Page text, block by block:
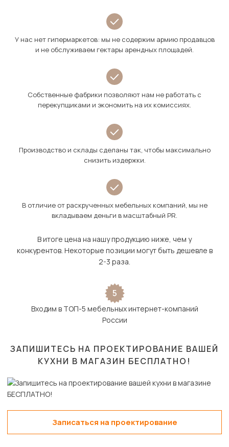
У нас нет гипермаркетов: мы не содержим армию продавцов
и не обслуживаем гектары арендных площадей.
Собственные фабрики позволяют нам не работать с
перекупщиками и экономить на их комиссиях.
Производство и склады сделаны так, чтобы максимально
снизить издержки.
В отличие от раскрученных мебельных компаний, мы не
вкладываем деньги в масштабный PR.
В итоге цена на нашу продукцию ниже, чем у
конкурентов. Некоторые позиции могут быть дешевле в
2-3 раза.
5
Входим в ТОП-5 мебельных интернет-компаний
России
ЗАПИШИТЕСЬ НА ПРОЕКТИРОВАНИЕ ВАШЕЙ
КУХНИ В МАГАЗИН БЕСПЛАТНО!
Записаться на проектирование